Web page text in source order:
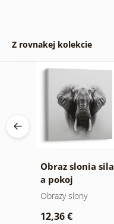
Z rovnakej kolekcie
Obraz slonia sila
a pokoj
Obrazy slony
12,36 €